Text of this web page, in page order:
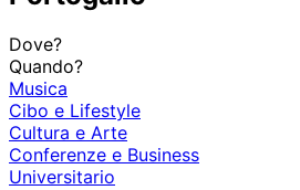
Dove?
Quando?
Musica
Cibo e Lifestyle
Cultura e Arte
Conferenze e Business
Universitario